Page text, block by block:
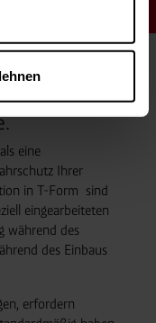
Ihren Interessen
Consent-
wird
damit Sie
müssen.
-
eine
Ihrer
in T-Form sind
eingearbeiteten
während des
des Einbaus
erfordern